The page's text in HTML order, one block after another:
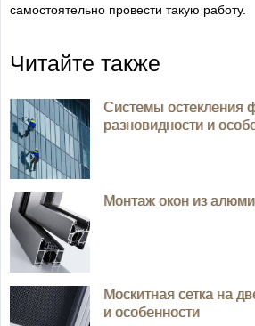
самостоятельно провести такую работу.
Читайте также
Системы остекления
разновидности и
Монтаж окон из
Москитная сетка на
и особенности